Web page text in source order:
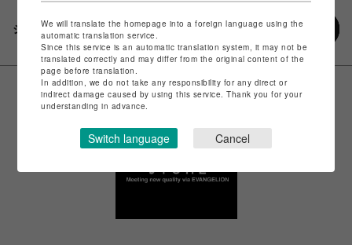
シェアするWe will translate the homepage into a foreign language using the
automatic translation service.
Since this service is an automatic translation system, it may not be
translated correctly and may differ from the original content of the
page before translation.
In addition, we do not take any responsibility for any direct or
indirect damage caused by using this service. Thank you for your
understanding in advance.
Switch language Cancel